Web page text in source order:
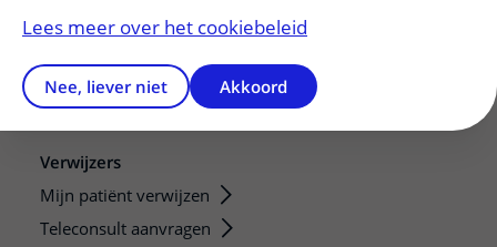
Research groups
Researchers
Research technologies
Verwijzers
Mijn patiënt verwijzen
Teleconsult aanvragen
Lees meer over het cookiebeleid
Nee, liever niet Akkoord